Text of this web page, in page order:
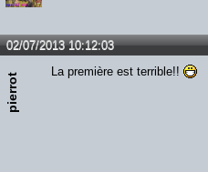
02/07/2013 10:12:03
pierrot
La première est terrible!!